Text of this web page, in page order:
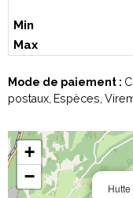
Mode de paiement :
postaux Espèces
+
−